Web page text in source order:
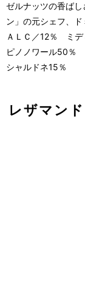
ゼルナッツの香ば
ン」の元シェフ、
ＡＬＣ／12％ ミ
ピノノワール50％
シャルドネ15％
レザマン